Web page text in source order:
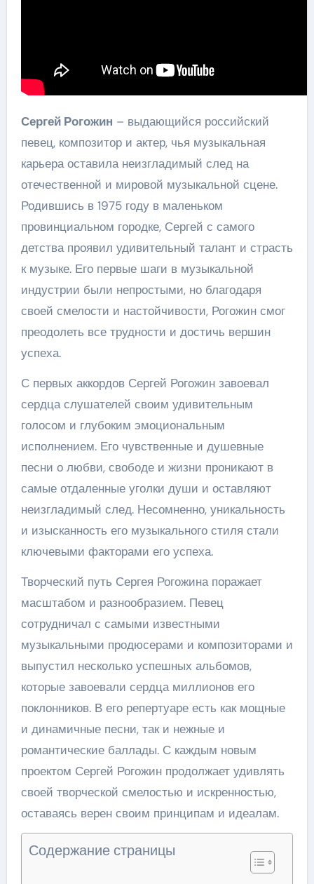
Сергей Рогожин – выдающийся российский
певец, композитор и актер, чья музыкальная
карьера оставила неизгладимый след на
отечественной и мировой музыкальной сцене.
Родившись в 1975 году в маленьком
провинциальном городке, Сергей с самого
детства проявил удивительный талант и страсть
к музыке. Его первые шаги в музыкальной
индустрии были непростыми, но благодаря
своей смелости и настойчивости, Рогожин смог
преодолеть все трудности и достичь вершин
успеха.
С первых аккордов Сергей Рогожин завоевал
сердца слушателей своим удивительным
голосом и глубоким эмоциональным
исполнением. Его чувственные и душевные
песни о любви, свободе и жизни проникают в
самые отдаленные уголки души и оставляют
неизгладимый след. Несомненно, уникальность
и изысканность его музыкального стиля стали
ключевыми факторами его успеха.
Творческий путь Сергея Рогожина поражает
масштабом и разнообразием. Певец
сотрудничал с самыми известными
музыкальными продюсерами и композиторами и
выпустил несколько успешных альбомов,
которые завоевали сердца миллионов его
поклонников. В его репертуаре есть как мощные
и динамичные песни, так и нежные и
романтические баллады. С каждым новым
проектом Сергей Рогожин продолжает удивлять
своей творческой смелостью и искренностью,
оставаясь верен своим принципам и идеалам.
Содержание страницы